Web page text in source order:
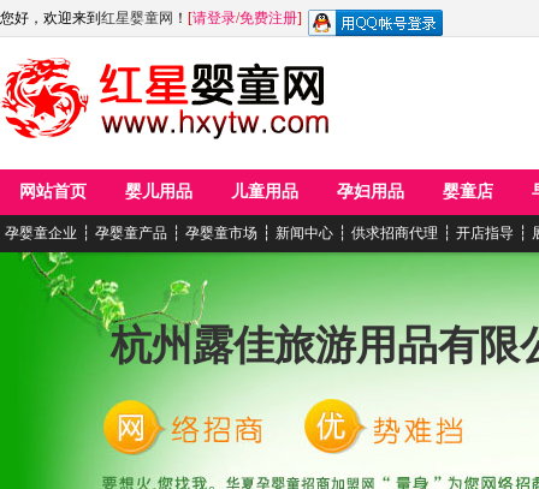
您好，欢迎来到 红星婴童网 ！ [请登录/免费注册]
网站首页 婴儿用品 儿童用品 孕妇用品 婴童店
孕婴童企业 ┆ 孕婴童产品 ┆ 孕婴童市场 ┆ 新闻中心 ┆ 供求招商代理 ┆ 开店指导 ┆
杭州露佳旅游用品有限